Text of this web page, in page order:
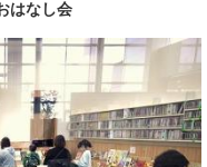
はなし会